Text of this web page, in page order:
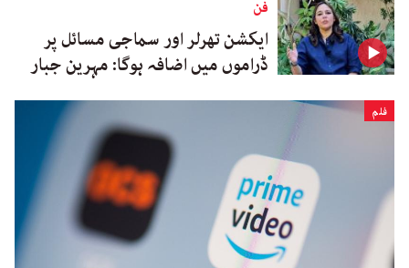
فن
ایکشن تھرلر اور سماجی مسائل پر
ڈراموں میں اضافہ ہوگا: مہرین جبار
فلم